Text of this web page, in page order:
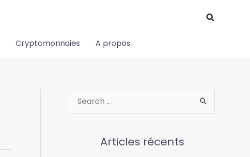
Cryptomonnaies A propos
e
Articles récents